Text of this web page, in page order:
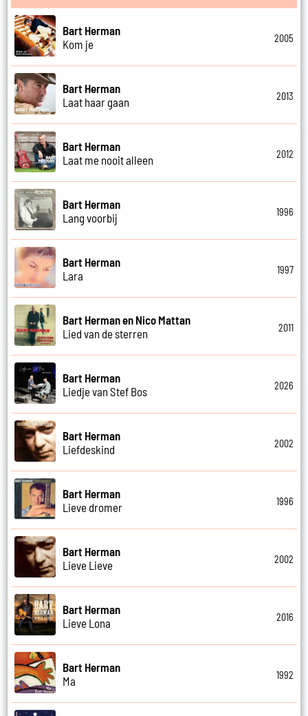
Bart Herman
Kom je
2005
Bart Herman
Laat haar gaan
2013
Bart Herman
Laat me nooit alleen
2012
Bart Herman
Lang voorbij
1996
Bart Herman
Lara
1997
Bart Herman en Nico Mattan
Lied van de sterren
2011
Bart Herman
Liedje van Stef Bos
2026
Bart Herman
Liefdeskind
2002
Bart Herman
Lieve dromer
1996
Bart Herman
Lieve Lieve
2002
Bart Herman
Lieve Lona
2016
Bart Herman
Ma
1992